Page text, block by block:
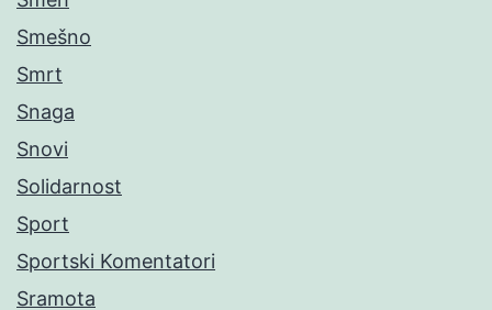
Smešno
Smrt
Snaga
Snovi
Solidarnost
Sport
Sportski Komentatori
Sramota